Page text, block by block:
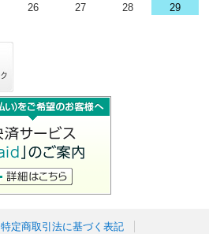
26 27 28
29
特定商取引法に基づく表記